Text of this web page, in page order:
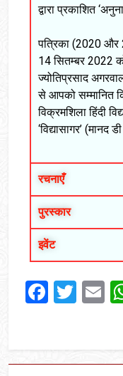
द्वारा प्रकाशित
पत्रिका (2020 और
14 सितम्बर 2022
ज्योतिप्रसाद
से आपको सम्मानित
विक्रमशिला हिंदी
‘विद्यासागर’ (मानद
रचनाएँ
पुरस्कार
इवेंट